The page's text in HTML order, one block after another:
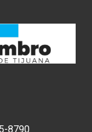
8790